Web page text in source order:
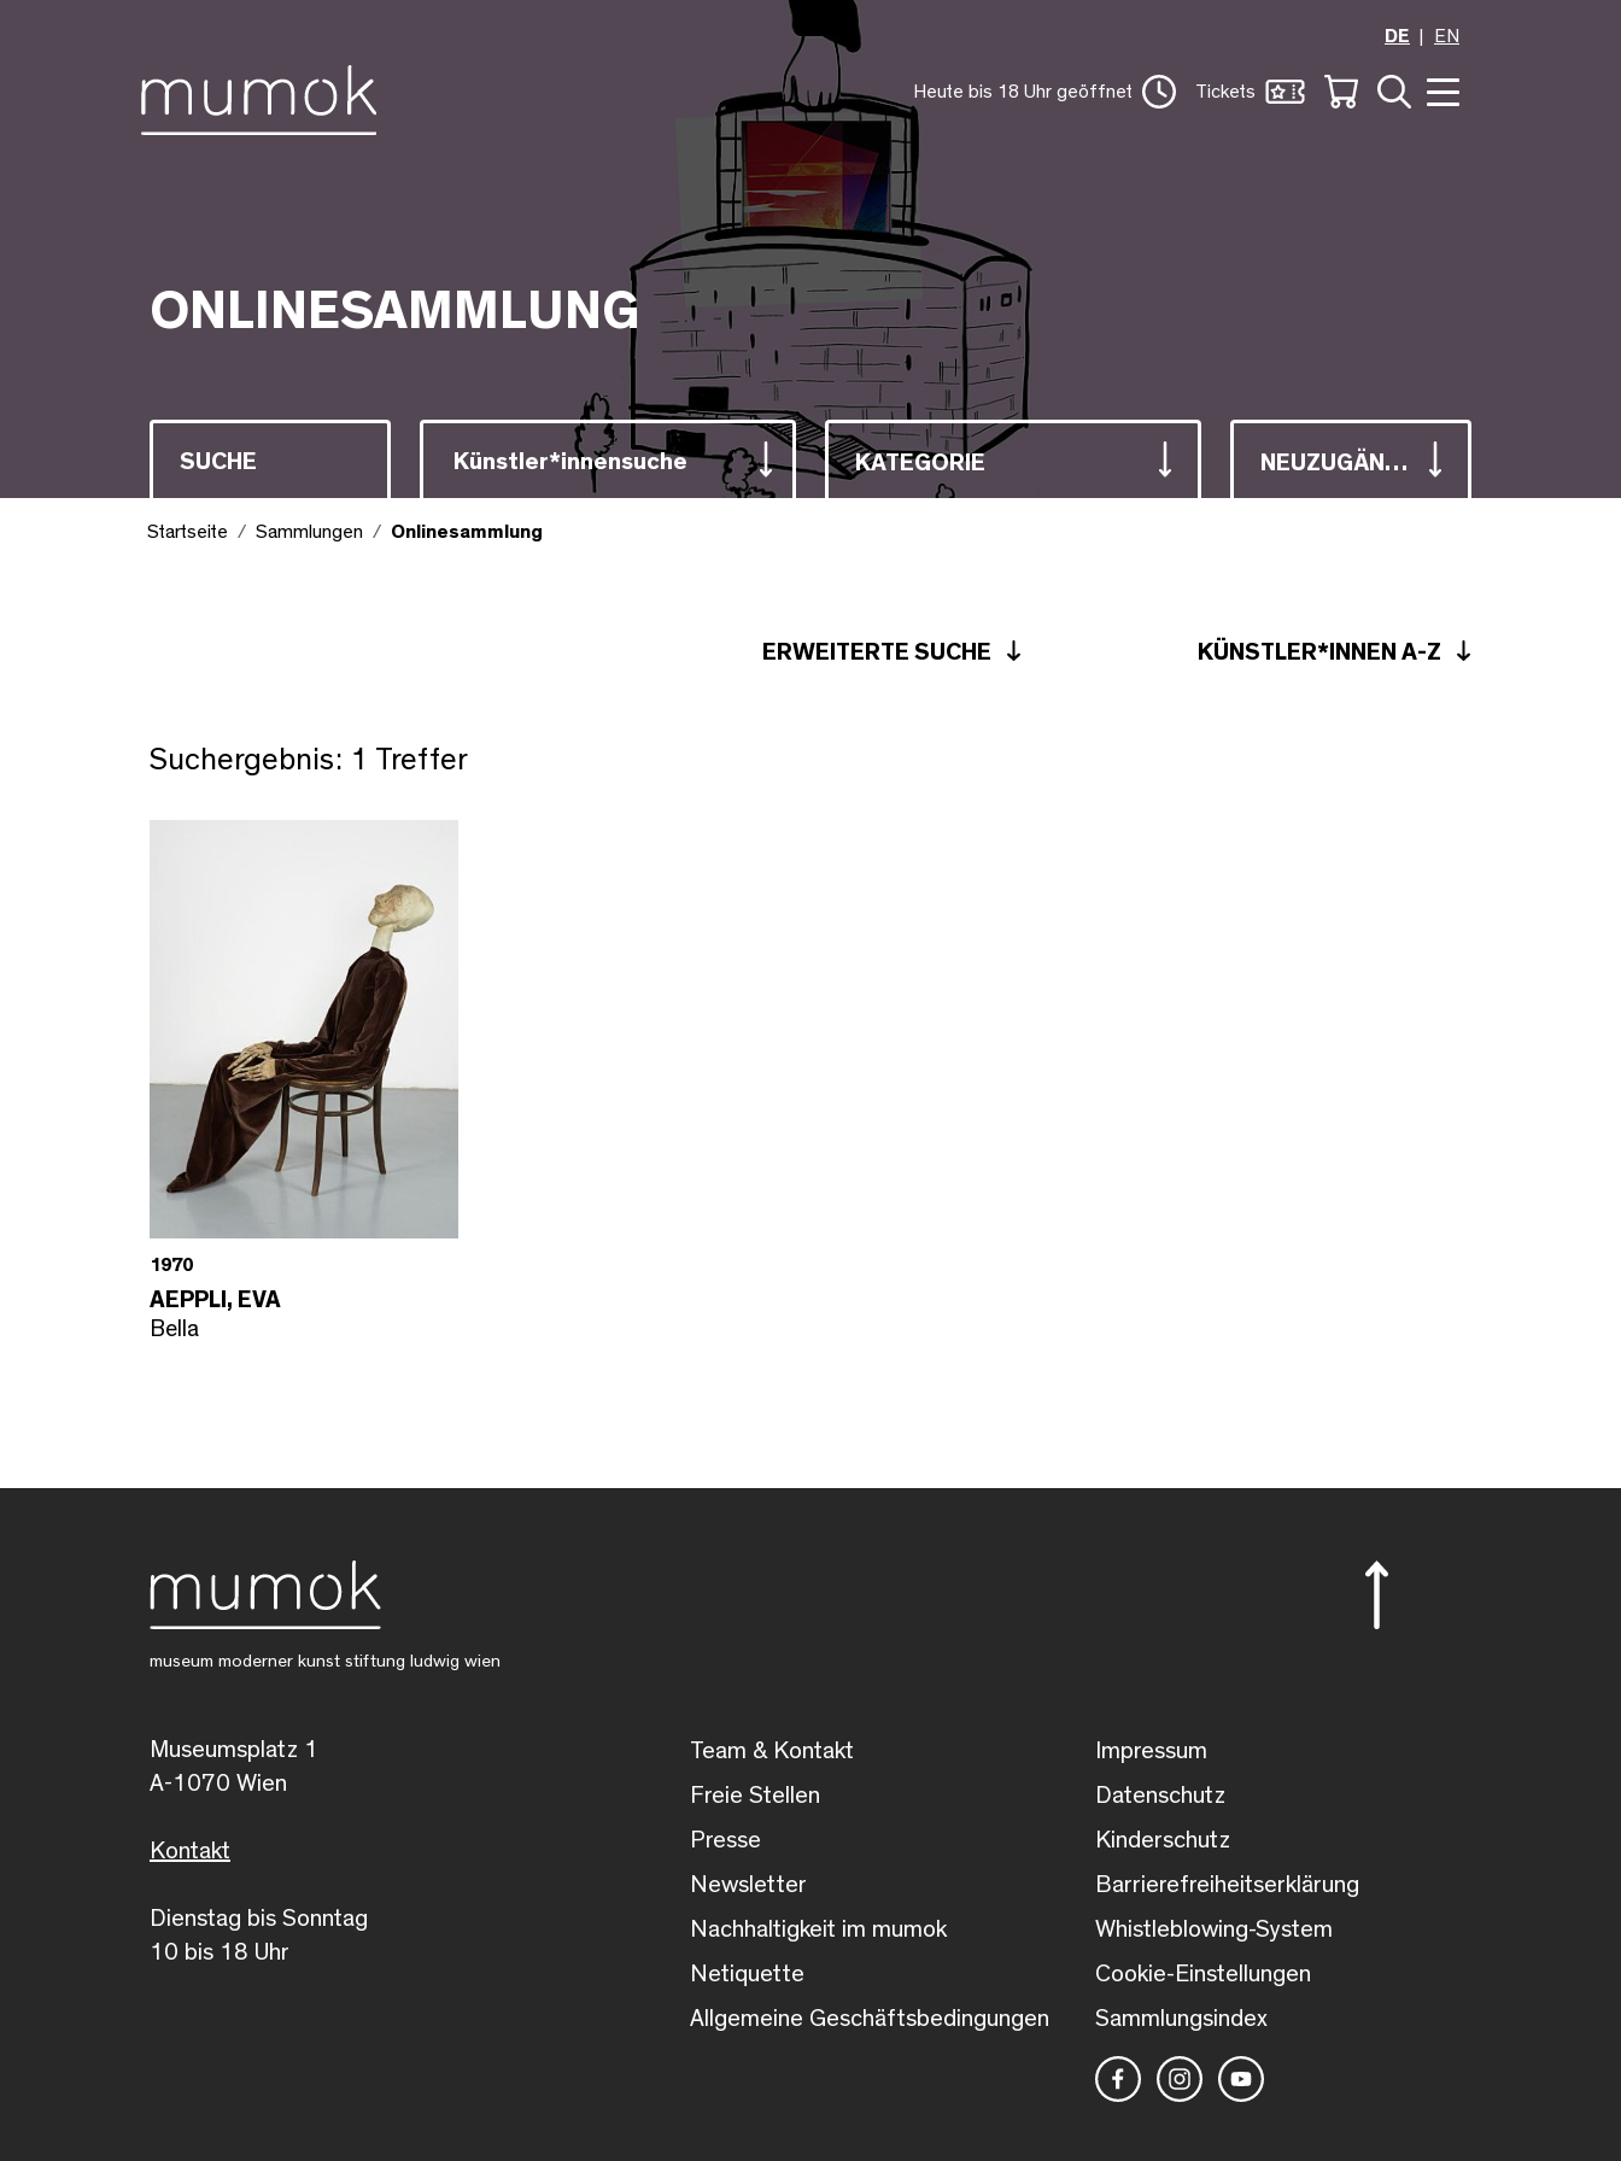
DE
EN
Heute bis 18 Uhr geöffnet Tickets
ONLINESAMMLUNG
Künstler*innensuche KATEGORIE NEUZUGÄNGE
Startseite Sammlungen Onlinesammlung
ERWEITERTE SUCHE KÜNSTLER*INNEN A-Z
Suchergebnis: 1 Treffer
1970
AEPPLI, EVA
Bella
museum moderner kunst stiftung ludwig wien
Museumsplatz 1
A-1070 Wien
Kontakt
Dienstag bis Sonntag
10 bis 18 Uhr
Team & Kontakt
Freie Stellen
Presse
Newsletter
Nachhaltigkeit im mumok
Netiquette
Allgemeine Geschäftsbedingungen
Impressum
Datenschutz
Kinderschutz
Barrierefreiheitserklärung
Whistleblowing-System
Cookie-Einstellungen
Sammlungsindex